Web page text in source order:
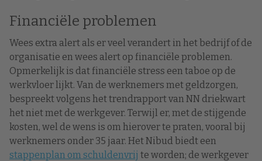
Financiële problemen
Wees extra alert als er veel verandert in het bedrijf of de
organisatie en wees alert op financiële problemen.
Opmerkelijk is dat financiële stress een taboe op de
werkvloer lijkt. Van de werknemers met geldzorgen,
bespreekt volgens het trendrapport van NN driekwart
het niet met de werkgever. Terwijl er, met de stijgende
kosten, wel de wens is om hierover te praten, vooral bij
werknemers onder 35 jaar. Het Nibud biedt een
stappenplan om schuldenvrij te worden; de werkgever